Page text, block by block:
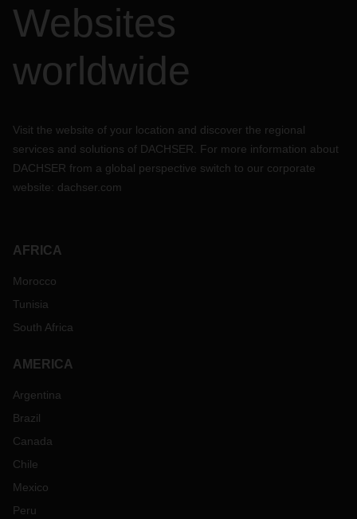
Websites
worldwide
Visit the website of your location and discover the regional
services and solutions of DACHSER. For more information about
DACHSER from a global perspective switch to our corporate
website: dachser.com
AFRICA
Morocco
Tunisia
South Africa
AMERICA
Argentina
Brazil
Canada
Chile
Mexico
Peru